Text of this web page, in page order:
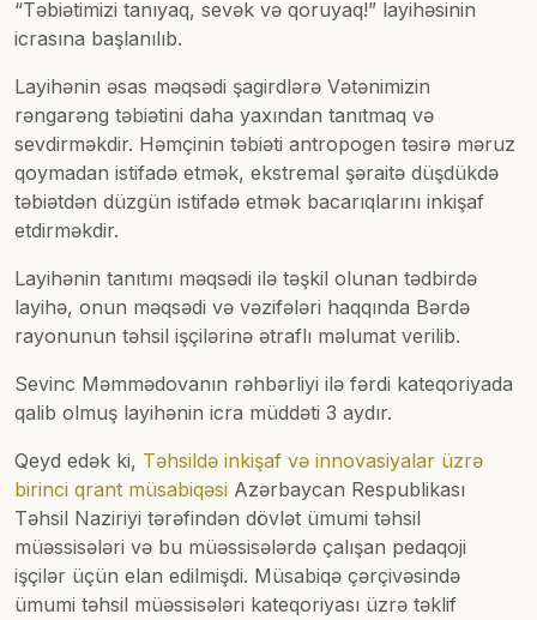
“Təbiətimizi tanıyaq, sevək və qoruyaq!” layihəsinin
icrasına başlanılıb.
Layihənin əsas məqsədi şagirdlərə Vətənimizin
rəngarəng təbiətini daha yaxından tanıtmaq və
sevdirməkdir. Həmçinin təbiəti antropogen təsirə məruz
qoymadan istifadə etmək, ekstremal şəraitə düşdükdə
təbiətdən düzgün istifadə etmək bacarıqlarını inkişaf
etdirməkdir.
Layihənin tanıtımı məqsədi ilə təşkil olunan tədbirdə
layihə, onun məqsədi və vəzifələri haqqında Bərdə
rayonunun təhsil işçilərinə ətraflı məlumat verilib.
Sevinc Məmmədovanın rəhbərliyi ilə fərdi kateqoriyada
qalib olmuş layihənin icra müddəti 3 aydır.
Qeyd edək ki, Təhsildə inkişaf və innovasiyalar üzrə
birinci qrant müsabiqəsi Azərbaycan Respublikası
Təhsil Naziriyi tərəfindən dövlət ümumi təhsil
müəssisələri və bu müəssisələrdə çalışan pedaqoji
işçilər üçün elan edilmişdi. Müsabiqə çərçivəsində
ümumi təhsil müəssisələri kateqoriyası üzrə təklif